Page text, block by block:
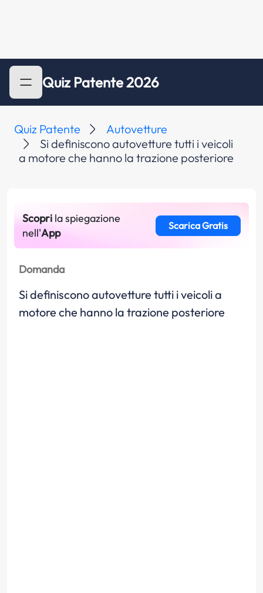
Quiz Patente 2026
Quiz Patente
Autovetture
Si definiscono autovetture tutti i veicoli
a motore che hanno la trazione posteriore
Scopri la spiegazione
nell'App
Scarica Gratis
Domanda
Si definiscono autovetture tutti i veicoli a
motore che hanno la trazione posteriore